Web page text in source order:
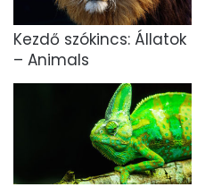
Kezdő szókincs: Állatok
– Animals